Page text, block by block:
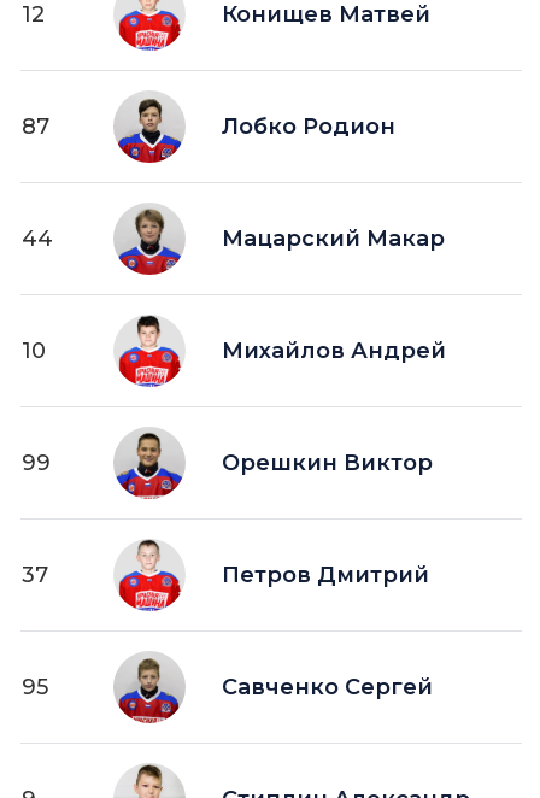
12 Конищев Матвей
87 Лобко Родион
44 Мацарский Макар
10 Михайлов Андрей
99 Орешкин Виктор
37 Петров Дмитрий
95 Савченко Сергей